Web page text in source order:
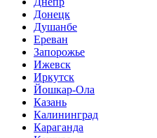
Донецк
Душанбе
Ереван
Запорожье
Ижевск
Иркутск
Йошкар-Ола
Казань
Калининград
Караганда